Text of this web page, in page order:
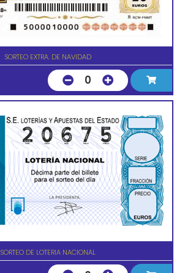
SORTEO EXTRA. DE NAVIDAD
0
SORTEO DE LOTERIA NACIONAL